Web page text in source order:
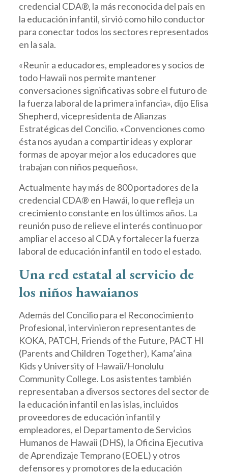
credencial CDA®, la más reconocida del país en
la educación infantil, sirvió como hilo conductor
para conectar todos los sectores representados
en la sala.
«Reunir a educadores, empleadores y socios de
todo Hawaii nos permite mantener
conversaciones significativas sobre el futuro de
la fuerza laboral de la primera infancia», dijo Elisa
Shepherd, vicepresidenta de Alianzas
Estratégicas del Concilio. «Convenciones como
ésta nos ayudan a compartir ideas y explorar
formas de apoyar mejor a los educadores que
trabajan con niños pequeños».
Actualmente hay más de 800 portadores de la
credencial CDA® en Hawái, lo que refleja un
crecimiento constante en los últimos años. La
reunión puso de relieve el interés continuo por
ampliar el acceso al CDA y fortalecer la fuerza
laboral de educación infantil en todo el estado.
Una red estatal al servicio de
los niños hawaianos
Además del Concilio para el Reconocimiento
Profesional, intervinieron representantes de
KOKA, PATCH, Friends of the Future, PACT HI
(Parents and Children Together), Kamaʻaina
Kids y University of Hawaii/Honolulu
Community College. Los asistentes también
representaban a diversos sectores del sector de
la educación infantil en las islas, incluidos
proveedores de educación infantil y
empleadores, el Departamento de Servicios
Humanos de Hawaii (DHS), la Oficina Ejecutiva
de Aprendizaje Temprano (EOEL) y otros
defensores y promotores de la educación